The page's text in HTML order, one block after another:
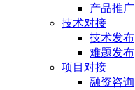
产品推广
技术对接
技术发布
难题发布
项目对接
融资咨询